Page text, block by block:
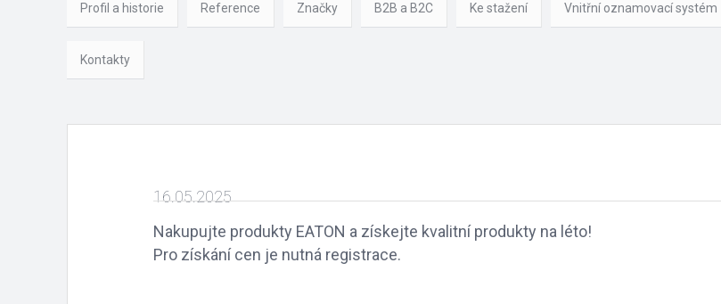
Profil a historie Reference Značky B2B a B2C Ke stažení Vnitřní oznamovací systém
Kontakty
16.05.2025
Nakupujte produkty EATON a získejte kvalitní produkty na léto!
Pro získání cen je nutná registrace.